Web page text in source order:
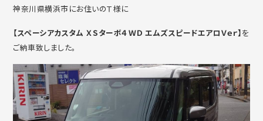
神奈川県横浜市にお住いのＴ様に
【スペーシアカスタム ＸＳターボ４ＷＤ エムズスピードエアロＶｅｒ】を
ご納車致しました。